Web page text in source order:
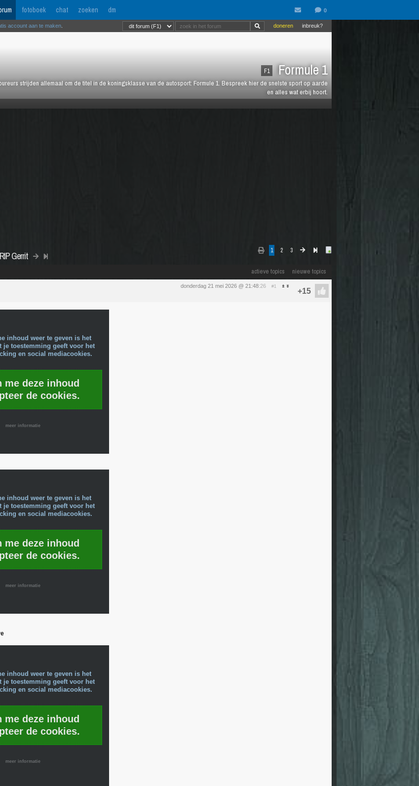
fotoboek chat zoeken dm
F1 Formule 1
strijden allemaal om de titel in de koningsklasse van de autosport: Formule 1. Bespreek hier de snelste sport op aarde
en alles wat erbij hoort.
inbreuk?
doneren
account aan te maken
1 2 3
Gerrit
actieve topics nieuwe topics
donderdag 21 mei 2026 @ 21:48:26 #1
inhoud weer te geven is het
je toestemming geeft voor het
en social mediacookies.
me deze inhoud
de cookies.
meer informatie
inhoud weer te geven is het
je toestemming geeft voor het
en social mediacookies.
me deze inhoud
de cookies.
meer informatie
inhoud weer te geven is het
je toestemming geeft voor het
en social mediacookies.
me deze inhoud
de cookies.
meer informatie